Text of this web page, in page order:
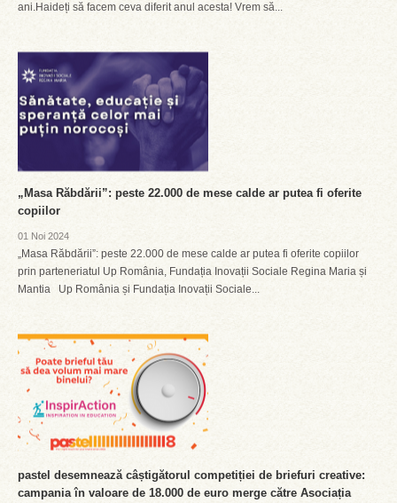
ani.Haideți să facem ceva diferit anul acesta! Vrem să...
„Masa Răbdării”: peste 22.000 de mese calde ar putea fi oferite
copiilor
01 Noi 2024
„Masa Răbdării”: peste 22.000 de mese calde ar putea fi oferite copiilor
prin parteneriatul Up România, Fundația Inovații Sociale Regina Maria și
Mantia Up România și Fundația Inovații Sociale...
pastel desemnează câștigătorul competiției de briefuri creative:
campania în valoare de 18.000 de euro merge către Asociația